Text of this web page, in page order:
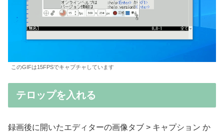
このGIFは15FPSでキャプチャしています
テロップを入れる
録画後に開いたエディターの画像タブ > キャプション か